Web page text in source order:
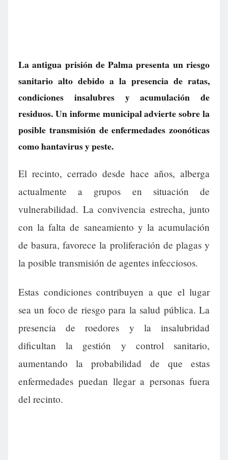
La antigua prisión de Palma presenta un riesgo
sanitario alto debido a la presencia de ratas,
condiciones insalubres y acumulación de
residuos. Un informe municipal advierte sobre la
posible transmisión de enfermedades zoonóticas
como hantavirus y peste.
El recinto, cerrado desde hace años, alberga
actualmente a grupos en situación de
vulnerabilidad. La convivencia estrecha, junto
con la falta de saneamiento y la acumulación
de basura, favorece la proliferación de plagas y
la posible transmisión de agentes infecciosos.
Estas condiciones contribuyen a que el lugar
sea un foco de riesgo para la salud pública. La
presencia de roedores y la insalubridad
dificultan la gestión y control sanitario,
aumentando la probabilidad de que estas
enfermedades puedan llegar a personas fuera
del recinto.